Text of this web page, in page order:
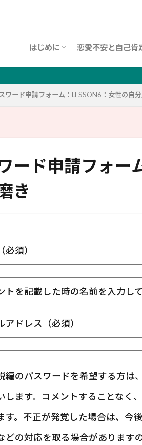
はじめに 恋愛不安と自己肯
ワード申請フォーム：LESSON6：女性の自
ード申請フォー
き
必須）
トを記載した時の名前を入力し
アドレス（必須）
編のパスワードを希望する方は
します。コメントすることなく
す。不正が発覚した場合は、今
どの対応を取る場合があります